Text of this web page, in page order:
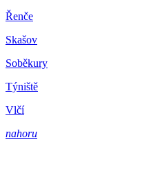
Řenče
Skašov
Soběkury
Týniště
Vlčí
nahoru